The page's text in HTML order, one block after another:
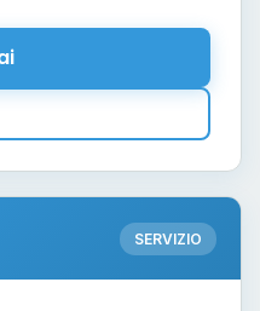
SERVIZIO